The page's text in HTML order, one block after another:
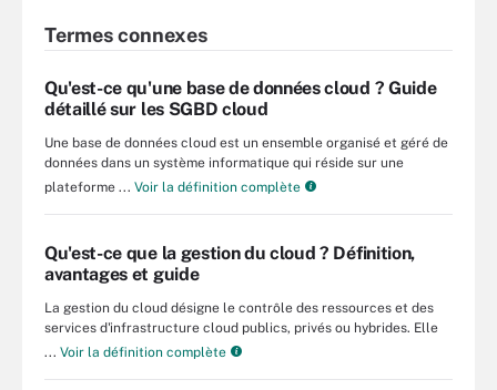
Termes connexes
Qu'est-ce qu'une base de données cloud ? Guide
détaillé sur les SGBD cloud
Une base de données cloud est un ensemble organisé et géré de
données dans un système informatique qui réside sur une
plateforme ... Voir la définition complète
Qu'est-ce que la gestion du cloud ? Définition,
avantages et guide
La gestion du cloud désigne le contrôle des ressources et des
services d'infrastructure cloud publics, privés ou hybrides. Elle
... Voir la définition complète